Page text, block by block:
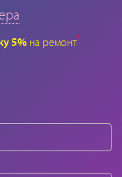
5% на ремонт*